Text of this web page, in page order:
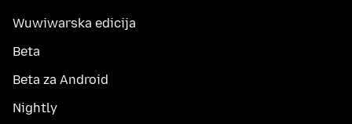
Wuwiwarska edicija
Beta
Beta za Android
Nightly